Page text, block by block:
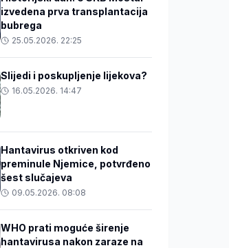
izvedena prva transplantacija
bubrega
25.05.2026. 22:25
Slijedi i poskupljenje lijekova?
16.05.2026. 14:47
Hantavirus otkriven kod
preminule Njemice, potvrđeno
šest slučajeva
09.05.2026. 08:08
WHO prati moguće širenje
hantavirusa nakon zaraze na